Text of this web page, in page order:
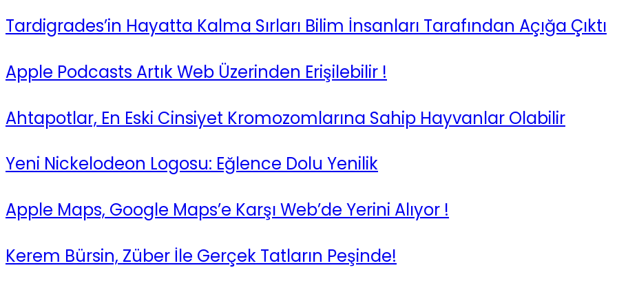
Tardigrades’in Hayatta Kalma Sırları Bilim İnsanları Tarafından Açığa Çıktı
Apple Podcasts Artık Web Üzerinden Erişilebilir !
Ahtapotlar, En Eski Cinsiyet Kromozomlarına Sahip Hayvanlar Olabilir
Yeni Nickelodeon Logosu: Eğlence Dolu Yenilik
Apple Maps, Google Maps’e Karşı Web’de Yerini Alıyor !
Kerem Bürsin, Züber İle Gerçek Tatların Peşinde!